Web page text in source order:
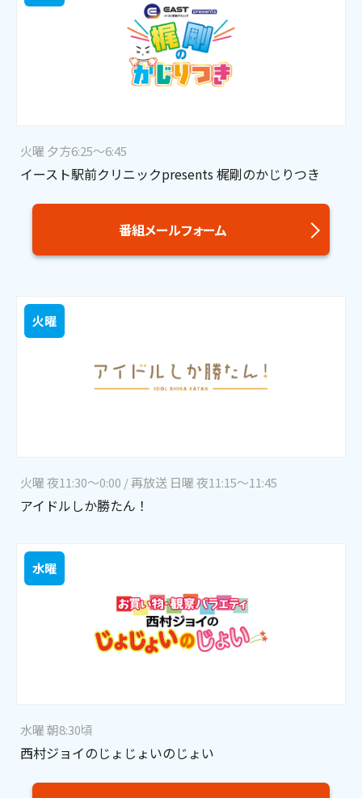
火曜 夕方6:25～6:45
イースト駅前クリニックpresents 梶剛のかじりつき
番組メールフォーム
火曜
火曜 夜11:30～0:00 / 再放送 日曜 夜11:15～11:45
アイドルしか勝たん！
水曜
水曜 朝8:30頃
西村ジョイのじょじょいのじょい